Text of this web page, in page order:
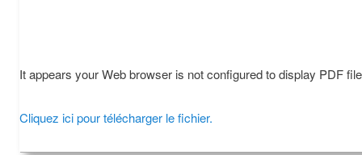
It appears your Web browser is not configured to display PDF
Cliquez ici pour télécharger le fichier.